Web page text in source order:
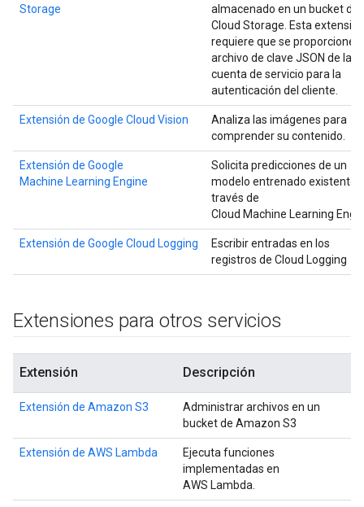
Storage
almacenado en un bucket de
Cloud Storage. Esta extensión
requiere que se proporcione
archivo de clave JSON de la
cuenta de servicio para la
autenticación del cliente.
Extensión de Google Cloud Vision
Analiza las imágenes para
comprender su contenido.
Extensión de Google
Machine Learning Engine
Solicita predicciones de un
modelo entrenado existente
través de
Cloud Machine Learning
Extensión de Google Cloud Logging
Escribir entradas en los
registros de Cloud Logging
Extensiones para otros servicios
Extensión Descripción
Extensión de Amazon S3
Administrar archivos en un
bucket de Amazon S3
Extensión de AWS Lambda
Ejecuta funciones
implementadas en
AWS Lambda.